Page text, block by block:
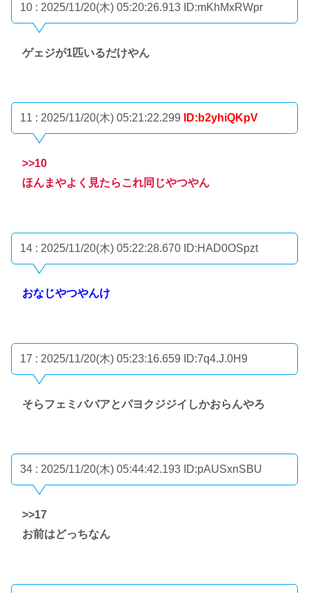
10 : 2025/11/20(木) 05:20:26.913 ID:mKhMxRWpr
ゲェジが1匹いるだけやん
11 : 2025/11/20(木) 05:21:22.299 ID:b2yhiQKpV
>>10
ほんまやよく見たらこれ同じやつやん
14 : 2025/11/20(木) 05:22:28.670 ID:HAD0OSpzt
おなじやつやんけ
17 : 2025/11/20(木) 05:23:16.659 ID:7q4.J.0H9
そらフェミババアとパヨクジジイしかおらんやろ
34 : 2025/11/20(木) 05:44:42.193 ID:pAUSxnSBU
>>17
お前はどっちなん